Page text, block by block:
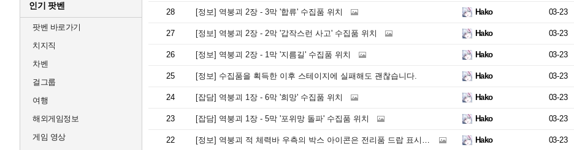
인기 팟벤
팟벤 바로가기
치지직
차벤
걸그룹
여행
해외게임정보
게임 영상
28 [정보] 역붕괴 2장 - 3막 '합류' 수집품 위치 Hako 03-23
27 [정보] 역붕괴 2장 - 2막 '갑작스런 사고' 수집품 위치 Hako 03-23
26 [정보] 역붕괴 2장 - 1막 '지름길' 수집품 위치 Hako 03-23
25 [정보] 수집품을 획득한 이후 스테이지에 실패해도 괜찮습니다. Hako 03-23
24 [잡담] 역붕괴 1장 - 6막 '희망' 수집품 위치 Hako 03-23
23 [잡담] 역붕괴 1장 - 5막 '포위망 돌파' 수집품 위치 Hako 03-23
22 [정보] 역붕괴 적 체력바 우측의 박스 아이콘은 전리품 드랍 표시입니다. Hako 03-23